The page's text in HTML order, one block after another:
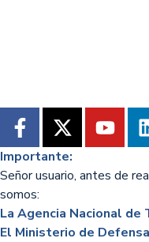
Importante:
Señor usuario, antes de
somos:
La Agencia Nacional de
El Ministerio de Defensa